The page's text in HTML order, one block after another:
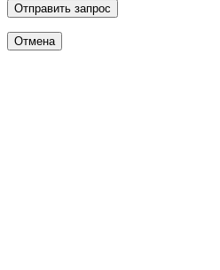
Отправить запрос
Отмена